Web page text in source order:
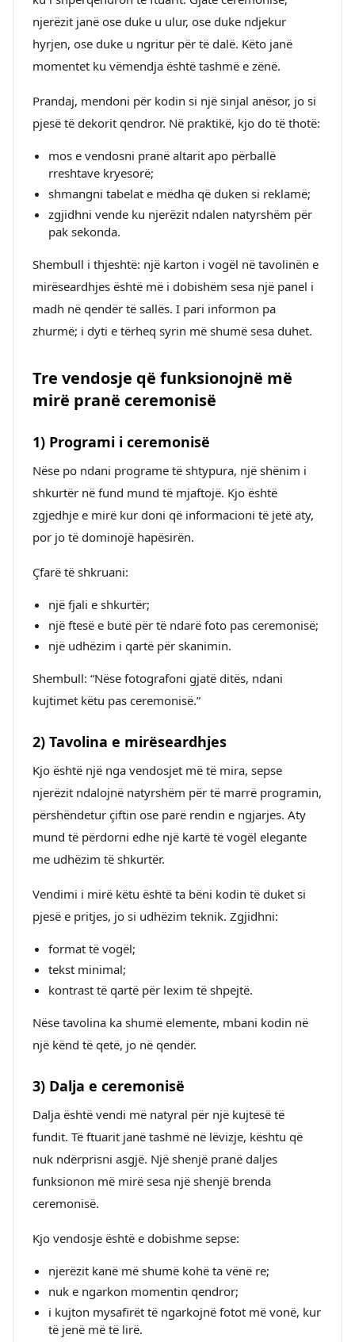
njerëzit janë ose duke u ulur, ose duke ndjekur
hyrjen, ose duke u ngritur për të dalë. Këto janë
momentet ku vëmendja është tashmë e zënë.
Prandaj, mendoni për kodin si një sinjal anësor, jo si
pjesë të dekorit qendror. Në praktikë, kjo do të thotë:
mos e vendosni pranë altarit apo përballë
rreshtave kryesorë;
shmangni tabelat e mëdha që duken si reklamë;
zgjidhni vende ku njerëzit ndalen natyrshëm për
pak sekonda.
Shembull i thjeshtë: një karton i vogël në tavolinën e
mirëseardhjes është më i dobishëm sesa një panel i
madh në qendër të sallës. I pari informon pa
zhurmë; i dyti e tërheq syrin më shumë sesa duhet.
Tre vendosje që funksionojnë më
mirë pranë ceremonisë
1) Programi i ceremonisë
Nëse po ndani programe të shtypura, një shënim i
shkurtër në fund mund të mjaftojë. Kjo është
zgjedhje e mirë kur doni që informacioni të jetë aty,
por jo të dominojë hapësirën.
Çfarë të shkruani:
një fjali e shkurtër;
një ftesë e butë për të ndarë foto pas ceremonisë;
një udhëzim i qartë për skanimin.
Shembull: “Nëse fotografoni gjatë ditës, ndani
kujtimet këtu pas ceremonisë.”
2) Tavolina e mirëseardhjes
Kjo është një nga vendosjet më të mira, sepse
njerëzit ndalojnë natyrshëm për të marrë programin,
përshëndetur çiftin ose parë rendin e ngjarjes. Aty
mund të përdorni edhe një kartë të vogël elegante
me udhëzim të shkurtër.
Vendimi i mirë këtu është ta bëni kodin të duket si
pjesë e pritjes, jo si udhëzim teknik. Zgjidhni:
format të vogël;
tekst minimal;
kontrast të qartë për lexim të shpejtë.
Nëse tavolina ka shumë elemente, mbani kodin në
një kënd të qetë, jo në qendër.
3) Dalja e ceremonisë
Dalja është vendi më natyral për një kujtesë të
fundit. Të ftuarit janë tashmë në lëvizje, kështu që
nuk ndërprisni asgjë. Një shenjë pranë daljes
funksionon më mirë sesa një shenjë brenda
ceremonisë.
Kjo vendosje është e dobishme sepse:
njerëzit kanë më shumë kohë ta vënë re;
nuk e ngarkon momentin qendror;
i kujton mysafirët të ngarkojnë fotot më vonë, kur
të jenë më të lirë.